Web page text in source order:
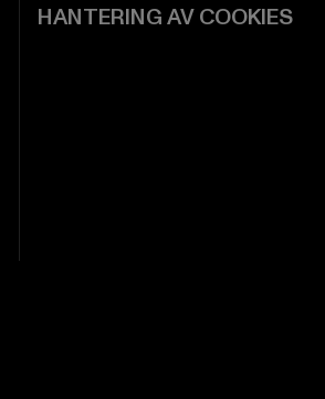
HANTERING AV COOKIES